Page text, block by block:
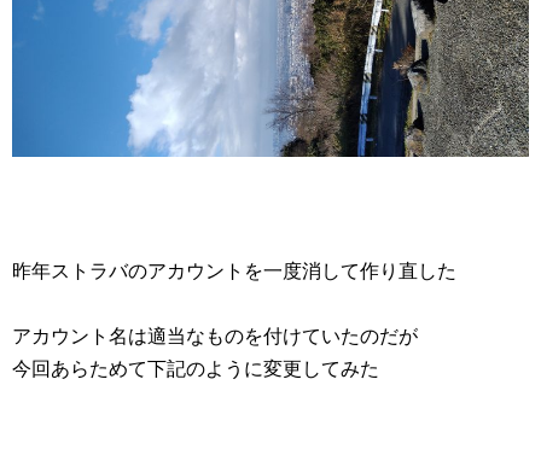
昨年ストラバのアカウントを一度消して作り直した
アカウント名は適当なものを付けていたのだが
今回あらためて下記のように変更してみた